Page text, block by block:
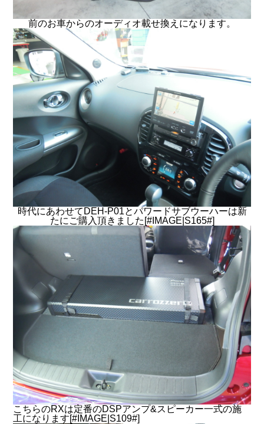
前のお車からのオーディオ載せ換えになります。
時代にあわせてDEH-P01とパワードサブウーハーは新
たにご購入頂きました[#IMAGE|S165#]
こちらのRXは定番のDSPアンプ&スピーカー一式の施
工になります[#IMAGE|S109#]